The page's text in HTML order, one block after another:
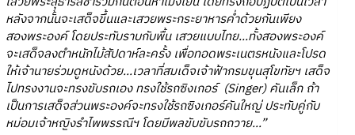
หลังจากนั้นจะเสด็จขึ้นและเสวยพระกระยาหารค่ำด้วยกันเพียง
สองพระองค์ โดยประทับราบกับพื้น เสวยแบบไทย...ทั้งสองพระองค์
จะเสด็จลงตำหนักไม้สัปดาห์ละครั้ง เพื่อทอดพระเนตรหนังและโปรด
ให้เจ้านายร่วมดูหนังด้วย...เวลาที่สมเด็จเจ้าฟ้ากรมขุนสุโขทัยฯ เสด็จ
ไปทรงงานจะทรงขับรถเอง ทรงใช้รถซิงเกอร์ (Singer) คันเล็ก ถ้า
เป็นการเสด็จส่วนพระองค์จะทรงใช้รถซิงเกอร์คันใหญ่ ประทับคู่กับ
หม่อมเจ้าหญิงรำไพพรรณีฯ โดยมีพลขับขับรถถวาย...”